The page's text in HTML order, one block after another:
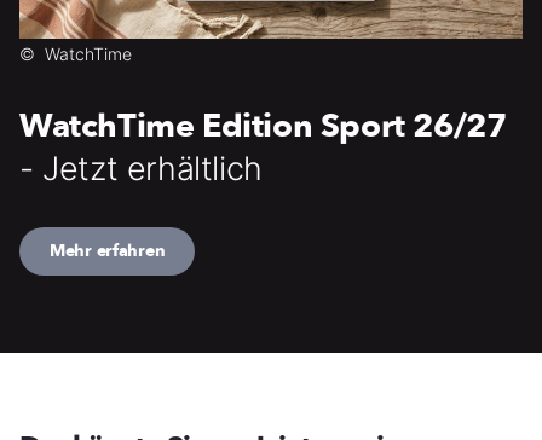
© WatchTime
WatchTime Edition Sport 26/27
- Jetzt erhältlich
Mehr erfahren